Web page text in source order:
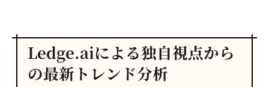
Ledge.aiによる独自視点から
の最新トレンド分析